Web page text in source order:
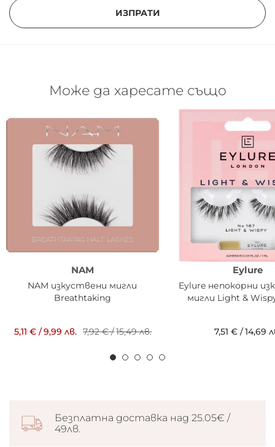
ИЗПРАТИ
Може да харесате също
NAM
NAM изкуствени мигли
Breathtaking
5,11 € /9,99 лв. 7,92 €/15,49 лв.
Eylure
Eylure непокорни
мигли Light &
7,51 €/14,69
Безплатна доставка над 25.05€ /
49лв.